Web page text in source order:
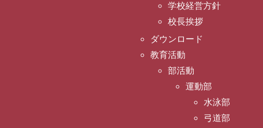
学校経営方針
校長挨拶
ダウンロード
教育活動
部活動
運動部
水泳部
弓道部